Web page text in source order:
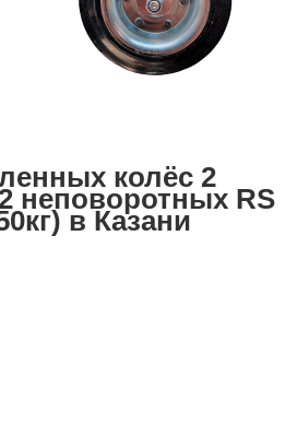
колёс 2
неповоротных RS
в Казани